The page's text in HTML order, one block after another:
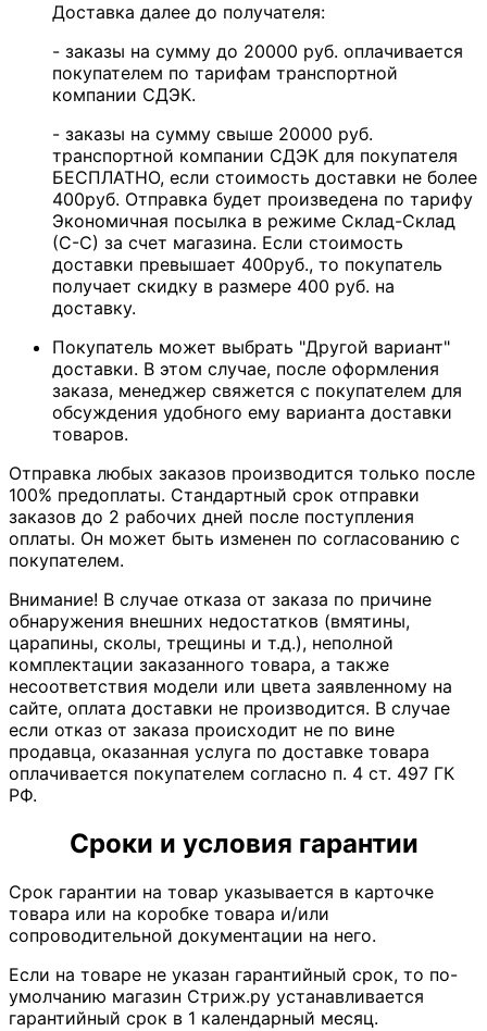
Доставка далее до получателя:
- заказы на сумму до 20000 руб. оплачивается
покупателем по тарифам транспортной
компании СДЭК.
- заказы на сумму свыше 20000 руб.
транспортной компании СДЭК для покупателя
БЕСПЛАТНО, если стоимость доставки не более
400руб. Отправка будет произведена по тарифу
Экономичная посылка в режиме Склад-Склад
(С-С) за счет магазина. Если стоимость
доставки превышает 400руб., то покупатель
получает скидку в размере 400 руб. на
доставку.
Покупатель может выбрать "Другой вариант"
доставки. В этом случае, после оформления
заказа, менеджер свяжется с покупателем для
обсуждения удобного ему варианта доставки
товаров.
Отправка любых заказов производится только после
100% предоплаты. Стандартный срок отправки
заказов до 2 рабочих дней после поступления
оплаты. Он может быть изменен по согласованию с
покупателем.
Внимание! В случае отказа от заказа по причине
обнаружения внешних недостатков (вмятины,
царапины, сколы, трещины и т.д.), неполной
комплектации заказанного товара, а также
несоответствия модели или цвета заявленному на
сайте, оплата доставки не производится. В случае
если отказ от заказа происходит не по вине
продавца, оказанная услуга по доставке товара
оплачивается покупателем согласно п. 4 ст. 497 ГК
РФ.
Сроки и условия гарантии
Срок гарантии на товар указывается в карточке
товара или на коробке товара и/или
сопроводительной документации на него.
Если на товаре не указан гарантийный срок, то по-
умолчанию магазин Стриж.ру устанавливается
гарантийный срок в 1 календарный месяц.